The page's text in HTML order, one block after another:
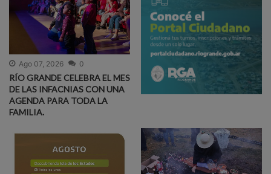
Ago 07, 2026 0
RÍO GRANDE CELEBRA EL MES
DE LAS INFACNIAS CON UNA
AGENDA PARA TODA LA
FAMILIA.